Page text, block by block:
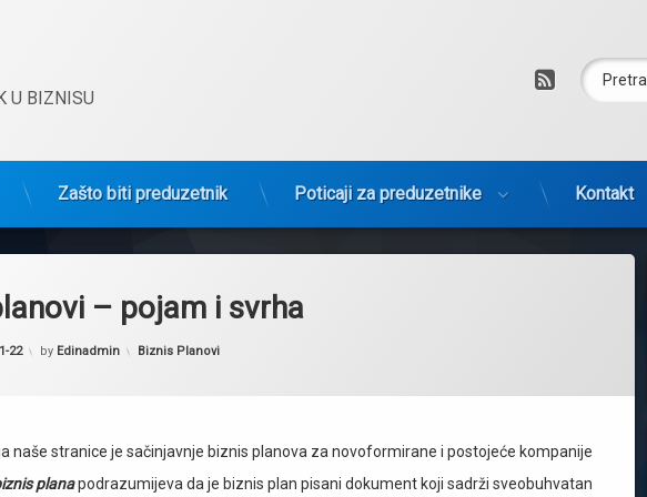
U BIZNISU
RSSPretraga:
Zašto biti preduzetnik Poticaji za preduzetnike Kontakt
– pojam i svrha
22 by Edinadmin Kategorije:
Biznis Planovi
naše stranice je sačinjavnje biznis planova za novoformirane i postojeće kompanije
planapodrazumijeva da je biznis plan pisani dokument koji sadrži sveobuhvatan